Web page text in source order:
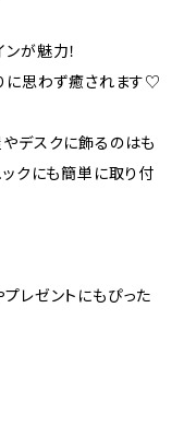
が魅力！
に思わず癒されます♡
デスクに飾るのはも
ックにも簡単に取り付
レゼントにもぴった